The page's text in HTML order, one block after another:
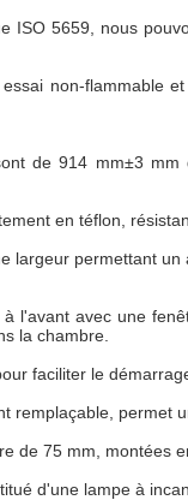
ISO 5659, nous
non-flammable
de 914 mm±3
en téflon,
largeur permettant
l'avant avec une
la chambre.
faciliter le
remplaçable, permet
de 75 mm, montées
d'une lampe à